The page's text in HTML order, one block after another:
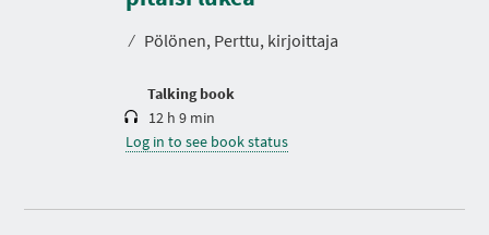
⁄ Pölönen, Perttu, kirjoittaja
Talking book
a
i
12 h 9 min
Log in to see book status
D